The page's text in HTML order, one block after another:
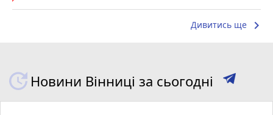
Дивитись ще keyboard_arrow_right
Новини Вінниці за сьогодні